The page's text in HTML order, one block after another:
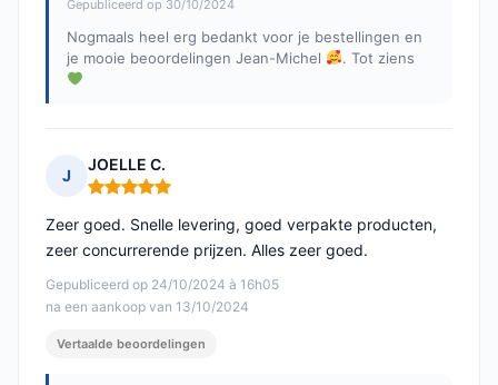
Gepubliceerd op 30/10/2024
Nogmaals heel erg bedankt voor je bestellingen en
je mooie beoordelingen Jean-Michel
. Tot ziens
J
JOELLE C.
Opmerking: 5 van 5
Gepubliceerd op 24/10/2024 à 16h05
na een aankoop van 13/10/2024
Zeer goed. Snelle levering, goed verpakte producten,
zeer concurrerende prijzen. Alles zeer goed.
Vertaalde beoordelingen